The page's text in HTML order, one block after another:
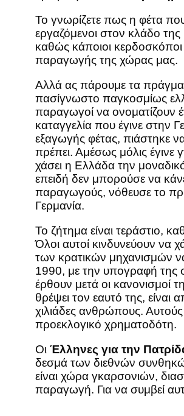
Το γνωρίζετε πως η φέτα που
εργαζόμενοι στον κλάδο
καθώς κάποιοι
παραγωγής της χώρας μας.
Αλλά ας πάρουμε τα
πασίγνωστο παγκοσμίως
παραγωγοί να ονοματίζουν
καταγγελία που έγινε στην
εξαγωγής φέτας, πιάστηκε
πρέπει. Αμέσως μόλις έγινε
χάσει η Ελλάδα την
επειδή δεν μπορούσε να
παραγωγούς, νόθευσε το
Γερμανία.
Το ζήτημα είναι τεράστιο,
Όλοι αυτοί κινδυνεύουν να
των κρατικών μηχανισμών
1990, με την υπογραφή της
έρθουν μετά οι κανονισμοί
θρέψει τον εαυτό της,
χιλιάδες ανθρώπους.
προεκλογικό χρηματοδότη.
Οι Έλληνες για την
δεσμά των διεθνών
είναι χώρα γκαρσονιών,
παραγωγή. Για να συμβεί